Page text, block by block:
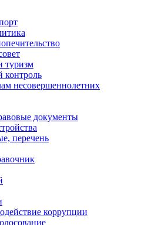
туризм
несовершеннолетних
документы
перечень
коррупции